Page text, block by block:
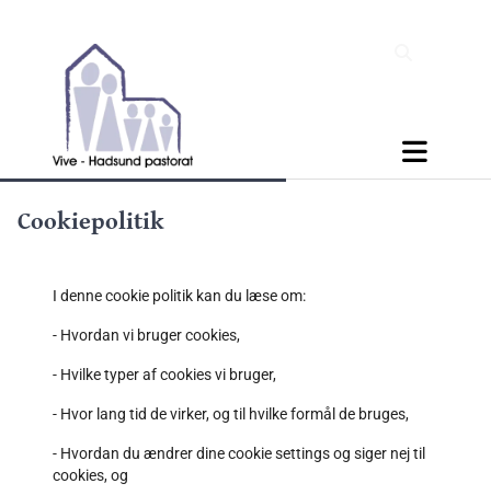
Cookiepolitik
I denne cookie politik kan du læse om:
- Hvordan vi bruger cookies,
- Hvilke typer af cookies vi bruger,
- Hvor lang tid de virker, og til hvilke formål de bruges,
- Hvordan du ændrer dine cookie settings og siger nej til
cookies, og